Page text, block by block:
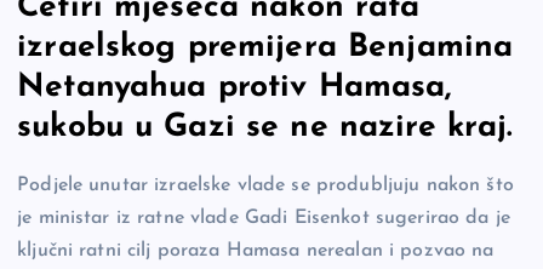
c
e
b
o
o
k
p
y
Li
n
k
se
n
g
er
er ar
e
Četiri mjeseca nakon rata
izraelskog premijera Benjamina
Netanyahua protiv Hamasa,
sukobu u Gazi se ne nazire kraj.
Podjele unutar izraelske vlade se produbljuju nakon što
je ministar iz ratne vlade Gadi Eisenkot sugerirao da je
ključni ratni cilj poraza Hamasa nerealan i pozvao na